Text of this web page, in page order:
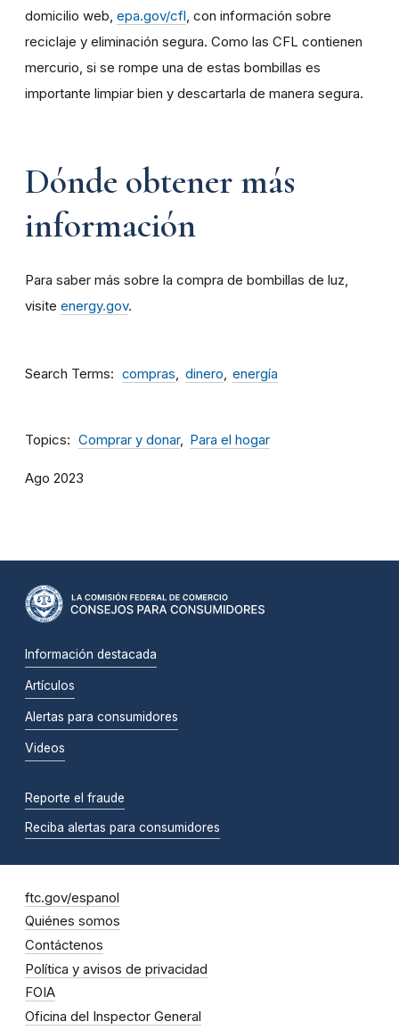
domicilio web, epa.gov/cfl , con información sobre
reciclaje y eliminación segura. Como las CFL contienen
mercurio, si se rompe una de estas bombillas es
importante limpiar bien y descartarla de manera segura.
Dónde obtener más
información
Para saber más sobre la compra de bombillas de luz,
visite energy.gov.
Search Terms compras dinero energía
Topics Comprar y donar Para el hogar
Ago 2023
Información destacada
Artículos
Alertas para consumidores
Videos
Reporte el fraude
Reciba alertas para consumidores
ftc.gov/espanol
Quiénes somos
Contáctenos
Política y avisos de privacidad
FOIA
Oficina del Inspector General